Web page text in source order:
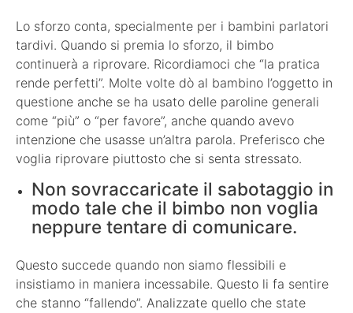
Lo sforzo conta, specialmente per i bambini parlatori
tardivi. Quando si premia lo sforzo, il bimbo
continuerà a riprovare. Ricordiamoci che “la pratica
rende perfetti”. Molte volte dò al bambino l’oggetto in
questione anche se ha usato delle paroline generali
come “più” o “per favore”, anche quando avevo
intenzione che usasse un’altra parola. Preferisco che
voglia riprovare piuttosto che si senta stressato.
Non sovraccaricate il sabotaggio in
modo tale che il bimbo non voglia
neppure tentare di comunicare.
Questo succede quando non siamo flessibili e
insistiamo in maniera incessabile. Questo li fa sentire
che stanno “fallendo”. Analizzate quello che state